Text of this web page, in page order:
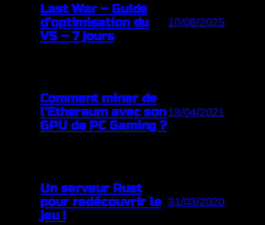
Last War – Guide
d’optimisation du
VS – 7 jours
10/08/2025
Comment miner de
l’Ethereum avec son
GPU de PC Gaming ?
18/04/2021
Un serveur Rust
pour redécouvrir le
jeu !
31/03/2020